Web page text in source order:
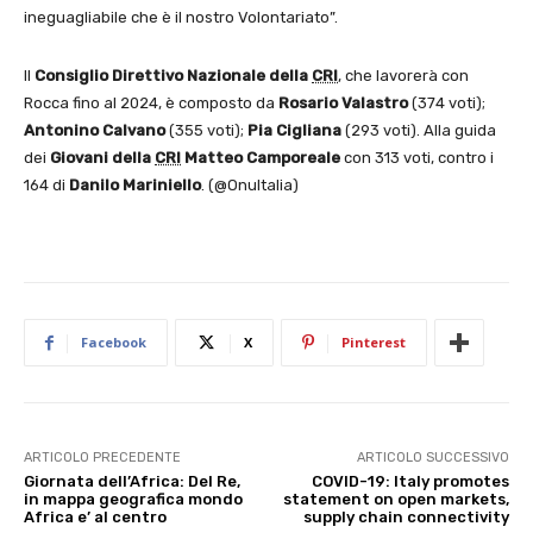
ineguagliabile che è il nostro Volontariato”.
Il Consiglio Direttivo Nazionale della CRI, che lavorerà con
Rocca fino al 2024, è composto da Rosario Valastro(374 voti);
Antonino Calvano(355 voti); Pia Cigliana (293 voti). Alla guida
dei Giovani della CRI Matteo Camporeale con 313 voti, contro i
164 di Danilo Mariniello. (@OnuItalia)
Facebook X Pinterest
ARTICOLO PRECEDENTE
Giornata dell’Africa: Del Re,
in mappa geografica mondo
Africa e’ al centro
ARTICOLO SUCCESSIVO
COVID-19: Italy promotes
statement on open markets,
supply chain connectivity